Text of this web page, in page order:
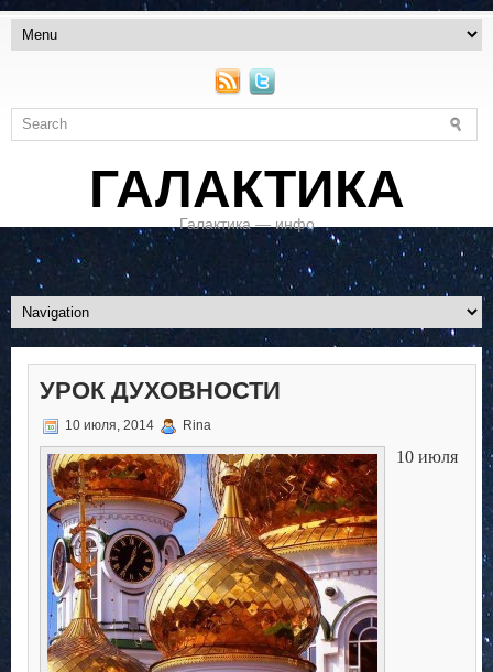
ГАЛАКТИКА
Галактика — инфо
УРОК ДУХОВНОСТИ
10 июля, 2014 Rina
10 июля